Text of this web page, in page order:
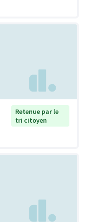
Retenue par le
tri citoyen